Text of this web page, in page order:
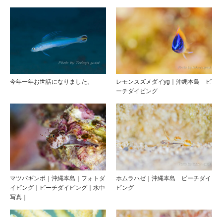
今年一年お世話になりました。
レモンスズメダイyg｜沖縄本島 ビ
ーチダイビング
マツバギンポ｜沖縄本島｜フォトダ
イビング｜ビーチダイビング｜水中
写真｜
ホムラハゼ｜沖縄本島 ビーチダイ
ビング